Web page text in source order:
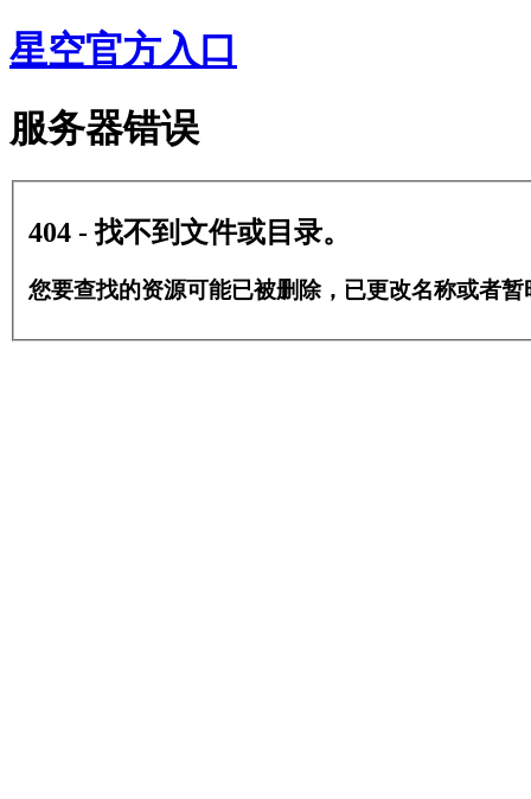
星空官方入口
服务器错误
404 - 找不到文件或目录。
您要查找的资源可能已被删除，已更改名称或者暂